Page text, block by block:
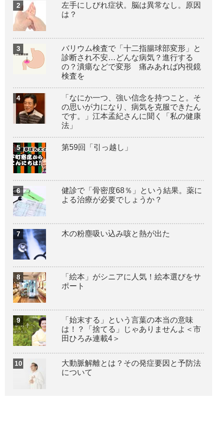
左手にしびれ症状。脳は異常なし。原因
は？
バリウム検査で「十二指腸球部変形」と
診断され不安…どんな病気？進行する
の？潰瘍などで変形 痛みあれば内視鏡
検査を
「なにか一つ、強い信念を持つこと。そ
の思いが力になり、病気を克服できたん
です。」江本孟紀さんに聞く「私の健康
法」
第59回「引っ越し」
健診で「骨密度68％」という結果。薬に
よる治療が必要でしょうか？
木の粉塵吸い込み咳と熱が出た
「絵本」がシニアに人気！絵本選びをサ
ポート
「始末する」という言葉の本当の意味
は！？「捨てる」じゃありませんよ＜市
田ひろみ連載4＞
大動脈解離とは？その発症要因と予防法
について